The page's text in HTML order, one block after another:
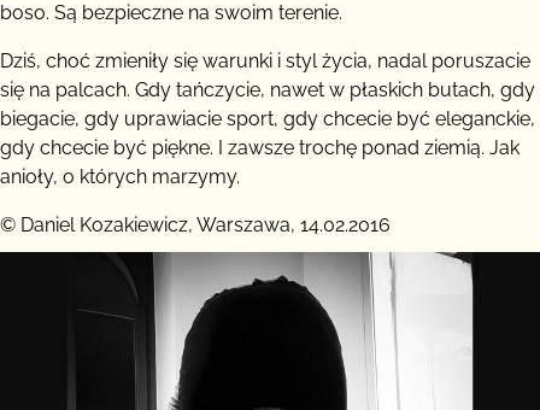
boso. Są bezpieczne na swoim terenie.
Dziś, choć zmieniły się warunki i styl życia, nadal poruszacie
się na palcach. Gdy tańczycie, nawet w płaskich butach, gdy
biegacie, gdy uprawiacie sport, gdy chcecie być eleganckie,
gdy chcecie być piękne. I zawsze trochę ponad ziemią. Jak
anioły, o których marzymy.
© Daniel Kozakiewicz, Warszawa, 14.02.2016